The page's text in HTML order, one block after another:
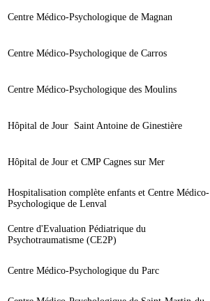
Centre Médico-Psychologique de Magnan
Centre Médico-Psychologique de Carros
Centre Médico-Psychologique des Moulins
Hôpital de Jour Saint Antoine de Ginestière
Hôpital de Jour et CMP Cagnes sur Mer
Hospitalisation complète enfants et Centre Médico-
Psychologique de Lenval
Centre d'Evaluation Pédiatrique du
Psychotraumatisme (CE2P)
Centre Médico-Psychologique du Parc